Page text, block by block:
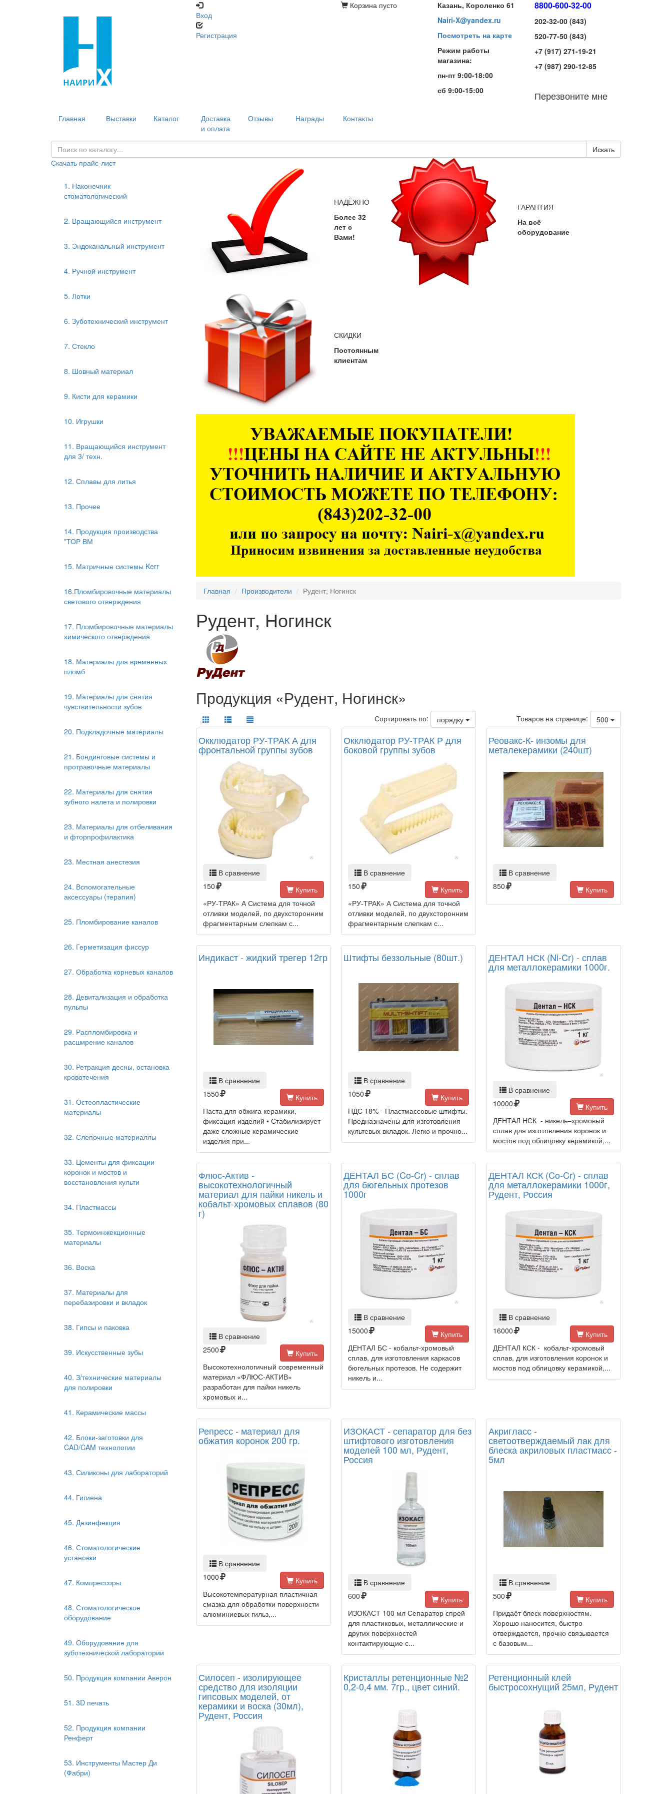
Вход
Регистрация
Корзина пусто
Казань, Короленко 61
Nairi-X@yandex.ru
Посмотреть на карте
Режим работы
магазина:
пн-пт 9:00-18:00
сб 9:00-15:00
8800-600-32-00
202-32-00 (843)
520-77-50 (843)
+7 (917) 271-19-21
+7 (987) 290-12-85
Перезвоните мне
Главная Выставки Каталог
Доставка
и оплата
Отзывы Награды Контакты
Искать
Скачать прайс-лист
1. Наконечник
стоматологический
2. Вращающийся инструмент
3. Эндоканальный инструмент
4. Ручной инструмент
5. Лотки
6. Зуботехнический инструмент
7. Стекло
8. Шовный материал
9. Кисти для керамики
10. Игрушки
11. Вращающийся инструмент
для 3/ техн.
12. Сплавы для литья
13. Прочее
14. Продукция производства
"ТОР ВМ
15. Матричные системы Kerr
16.Пломбировочные материалы
светового отверждения
17. Пломбировочные материалы
химического отверждения
18. Материалы для временных
пломб
19. Материалы для снятия
чувствительности зубов
20. Подкладочные материалы
21. Бондинговые системы и
протравочные материалы
22. Материалы для снятия
зубного налета и полировки
23. Материалы для отбеливания
и фторпрофилактика
23. Местная анестезия
24. Вспомогательные
аксессуары (терапия)
25. Пломбирование каналов
26. Герметизация фиссур
27. Обработка корневых каналов
28. Девитализация и обработка
пульпы
29. Распломбировка и
расширение каналов
30. Ретракция десны, остановка
кровотечения
31. Остеопластические
материалы
32. Слепочные материаллы
33. Цементы для фиксации
коронок и мостов и
восстановления культи
34. Пластмассы
35. Термоинжекционные
материалы
36. Воска
37. Материалы для
перебазировки и вкладок
38. Гипсы и паковка
39. Искусственные зубы
40. З/технические материалы
для полировки
41. Керамические массы
42. Блоки-заготовки для
CAD/CAM технологии
43. Силиконы для лабораторий
44. Гигиена
45. Дезинфекция
46. Стоматологические
установки
47. Компрессоры
48. Стоматологическое
оборудование
49. Оборудование для
зуботехнической лаборатории
50. Продукция компании Аверон
51. 3D печать
52. Продукция компании
Ренферт
53. Инструменты Мастер Ди
(Фабри)
НАДЁЖНО
Более 32
лет с
Вами!
ГАРАНТИЯ
На всё
оборудование
СКИДКИ
Постоянным
клиентам
Главная Производители Рудент, Ногинск
Рудент, Ногинск
Продукция «Рудент, Ногинск»
Сортировать по: порядку Товаров на странице: 500
Окклюдатор РУ-ТРАК А для
фронтальной группы зубов
В сравнение
150
Купить
«РУ-ТРАК» А Система для точной
отливки моделей, по двухсторонним
фрагментарным слепкам с...
Окклюдатор РУ-ТРАК Р для
боковой группы зубов
В сравнение
150
Купить
«РУ-ТРАК» А Система для точной
отливки моделей, по двухсторонним
фрагментарным слепкам с...
Реовакс-К- инзомы для
металекерамики (240шт)
В сравнение
850
Купить
Индикаст - жидкий трегер 12гр
В сравнение
1550
Купить
Паста для обжига керамики,
фиксация изделий • Стабилизирует
даже сложные керамические
изделия при...
Штифты беззольные (80шт.)
В сравнение
1050
Купить
НДС 18% - Пластмассовые штифты.
Предназначены для изготовления
культевых вкладок. Легко и прочно...
ДЕНТАЛ НСК (Ni-Cr) - сплав
для металлокерамики 1000г.
В сравнение
10000
Купить
ДЕНТАЛ НСК - никель–хромовый
сплав для изготовления коронок и
мостов под облицовку керамикой,...
Флюс-Актив -
высокотехнологичный
материал для пайки никель и
кобальт-хромовых сплавов (80
г)
В сравнение
2500
Купить
Высокотехнологичный современный
материал «ФЛЮС-АКТИВ»
разработан для пайки никель
хромовых и...
ДЕНТАЛ БС (Co-Cr) - сплав
для бюгельных протезов
1000г
В сравнение
15000
Купить
ДЕНТАЛ БС - кобальт-хромовый
сплав, для изготовления каркасов
бюгельных протезов. Не содержит
никель и...
ДЕНТАЛ КСК (Co-Cr) - сплав
для металлокерамики 1000г,
Рудент, Россия
В сравнение
16000
Купить
ДЕНТАЛ КСК - кобальт-хромовый
сплав, для изготовления коронок и
мостов под облицовку керамикой,...
Репресс - материал для
обжатия коронок 200 гр.
В сравнение
1000
Купить
Высокотемпературная пластичная
смазка для обработки поверхности
алюминиевых гильз,...
ИЗОКАСТ - сепаратор для без
штифтового изготовления
моделей 100 мл, Рудент,
Россия
В сравнение
600
Купить
ИЗОКАСТ 100 мл Сепаратор спрей
для пластиковых, металлические и
других поверхностей
контактирующие с...
Акригласс -
светоотверждаемый лак для
блеска акриловых пластмасс -
5мл
В сравнение
500
Купить
Придаёт блеск поверхностям.
Хорошо наносится, быстро
отверждается, прочно связывается
с базовым...
Силосеп - изолирующее
средство для изоляции
гипсовых моделей, от
керамики и воска (30мл),
Рудент, Россия
Кристаллы ретенционные №2
0,2-0,4 мм. 7гр., цвет синий.
Ретенционный клей
быстросохнущий 25мл, Рудент